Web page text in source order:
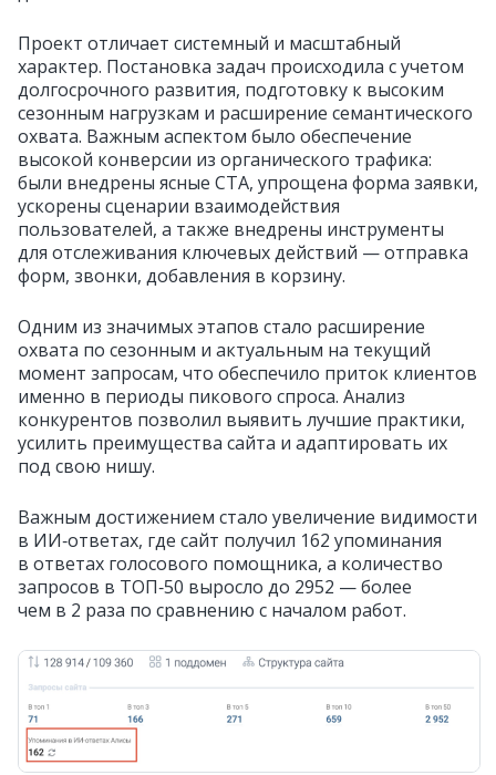
Проект отличает системный и масштабный
характер. Постановка задач происходила с учетом
долгосрочного развития, подготовку к высоким
сезонным нагрузкам и расширение семантического
охвата. Важным аспектом было обеспечение
высокой конверсии из органического трафика:
были внедрены ясные CTA, упрощена форма заявки,
ускорены сценарии взаимодействия
пользователей, а также внедрены инструменты
для отслеживания ключевых действий — отправка
форм, звонки, добавления в корзину.
Одним из значимых этапов стало расширение
охвата по сезонным и актуальным на текущий
момент запросам, что обеспечило приток клиентов
именно в периоды пикового спроса. Анализ
конкурентов позволил выявить лучшие практики,
усилить преимущества сайта и адаптировать их
под свою нишу.
Важным достижением стало увеличение видимости
в ИИ‑ответах, где сайт получил 162 упоминания
в ответах голосового помощника, а количество
запросов в ТОП‑50 выросло до 2952 — более
чем в 2 раза по сравнению с началом работ.